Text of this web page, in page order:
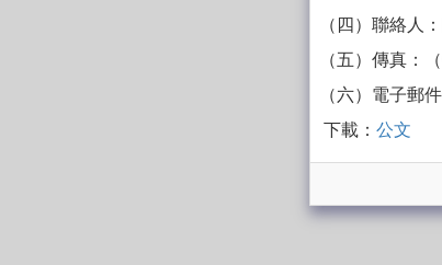
（四）聯絡人
（五）傳真：
（六）電子郵
下載：公文